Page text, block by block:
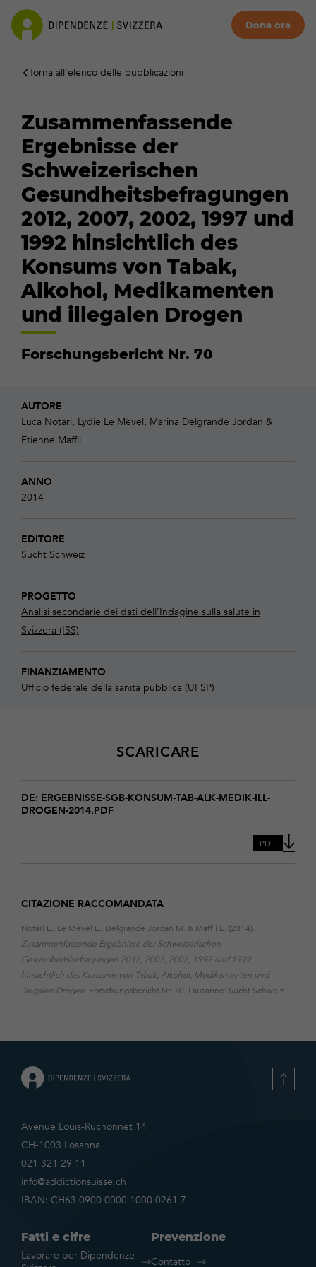
Dona ora
Torna all'elenco delle pubblicazioni
Zusammenfassende
Ergebnisse der
Schweizerischen
Gesundheitsbefragungen
2012, 2007, 2002, 1997 und
1992 hinsichtlich des
Konsums von Tabak,
Alkohol, Medikamenten
und illegalen Drogen
Forschungsbericht Nr. 70
AUTORE
Luca Notari, Lydie Le Mèvel, Marina Delgrande Jordan &
Etienne Maffli
ANNO
2014
EDITORE
Sucht Schweiz
PROGETTO
Analisi secondarie dei dati dell’Indagine sulla salute in
Svizzera (ISS)
FINANZIAMENTO
Ufficio federale della sanità pubblica (UFSP)
SCARICARE
DE: ERGEBNISSE-SGB-KONSUM-TAB-ALK-MEDIK-ILL-
DROGEN-2014.PDF
Ergebnisse-
SGB-
2014
PDF
CITAZIONE RACCOMANDATA
Notari L., Le Mèvel L., Delgrande Jordan M. & Maffli E. (2014).
Zusammenfassende Ergebnisse der Schweizerischen
Gesundheitsbefragungen 2012, 2007, 2002, 1997 und 1992
hinsichtlich des Konsums von Tabak, Alkohol, Medikamenten und
illegalen Drogen. Forschungsbericht Nr. 70. Lausanne: Sucht Schweiz.
Avenue Louis-Ruchonnet 14
CH-1003 Losanna
021 321 29 11
info@addictionsuisse.ch
IBAN: CH63 0900 0000 1000 0261 7
Fatti e cifre
Lavorare per Dipendenze
Prevenzione
Contatto